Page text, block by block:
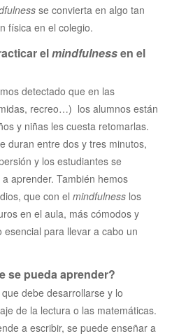
se convierta en algo tan
física en el colegio.
elmindfulnessen el
detectado que en las
recreo…) los alumnos están
y niñas les cuesta retomarlas.
duran entre dos y tres minutos,
y los estudiantes se
aprender. También hemos
que con el mindfulness los
en el aula, más cómodos y
para llevar a cabo un
se pueda aprender?
debe desarrollarse y lo
de la lectura o las matemáticas.
a escribir, se puede enseñar a